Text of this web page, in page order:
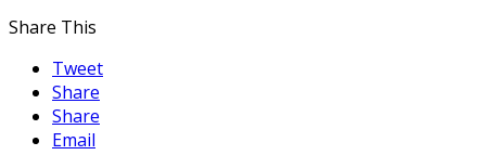
Share This
Tweet
Share
Share
Email